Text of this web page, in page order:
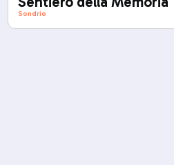
Sondrio